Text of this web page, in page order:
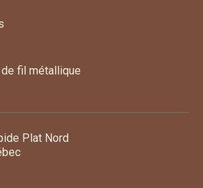
détaillant
fil métallique
Plat Nord